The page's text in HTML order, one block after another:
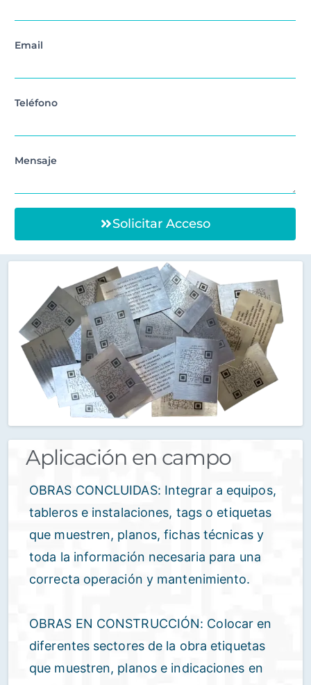
Email
Teléfono
Mensaje
Solicitar Acceso
Aplicación en campo
OBRAS CONCLUIDAS: Integrar a equipos,
tableros e instalaciones, tags o etiquetas
que muestren, planos, fichas técnicas y
toda la información necesaria para una
correcta operación y mantenimiento.
OBRAS EN CONSTRUCCIÓN: Colocar en
diferentes sectores de la obra etiquetas
que muestren, planos e indicaciones en